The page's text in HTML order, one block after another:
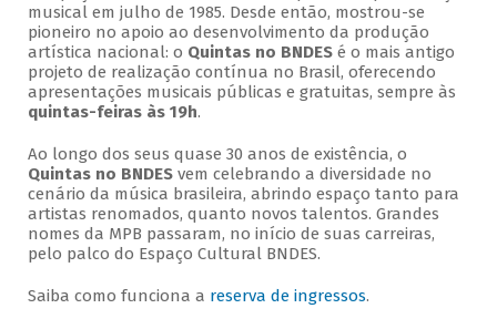
musical em julho de 1985. Desde então, mostrou-se
pioneiro no apoio ao desenvolvimento da produção
artística nacional: o Quintas no BNDESé o mais antigo
projeto de realização contínua no Brasil, oferecendo
apresentações musicais públicas e gratuitas, sempre às
quintas-feiras às 19h.
Ao longo dos seus quase 30 anos de existência, o
Quintas no BNDESvem celebrando a diversidade no
cenário da música brasileira, abrindo espaço tanto para
artistas renomados, quanto novos talentos. Grandes
nomes da MPB passaram, no início de suas carreiras,
pelo palco do Espaço Cultural BNDES.
Saiba como funciona a reserva de ingressos.